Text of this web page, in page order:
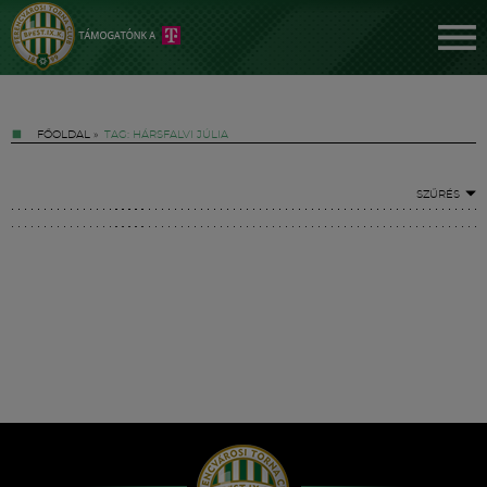
FŐOLDAL » TAG: HÁRSFALVI JÚLIA
SZŰRÉS
Hírek